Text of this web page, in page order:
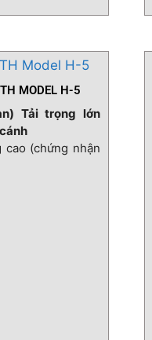
MODEL H-5
Tải trọng lớn
(chứng nhận